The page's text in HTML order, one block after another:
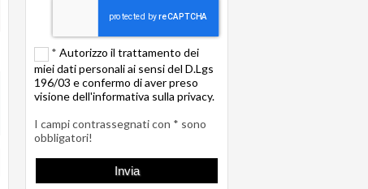
* Autorizzo il trattamento dei
miei dati personali ai sensi del D.Lgs
196/03 e confermo di aver preso
visione dell'informativa sulla privacy.
I campi contrassegnati con * sono
obbligatori!